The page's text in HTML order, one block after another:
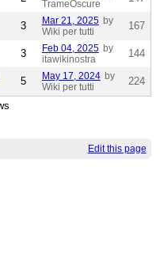
TrameOscure
3 Mar 21, 2025 by
Wiki per tutti
167
3 Feb 04, 2025 by
itawikinostra
144
5 May 17, 2024 by
Wiki per tutti
224
Edit this page